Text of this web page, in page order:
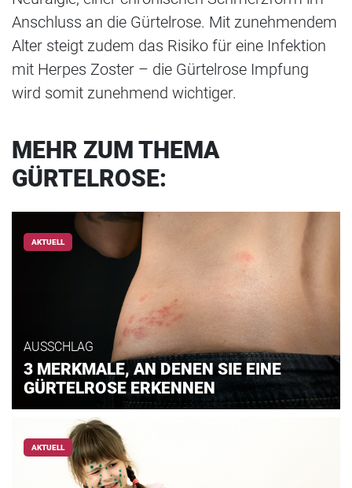
Anschluss an die Gürtelrose. Mit zunehmendem
Alter steigt zudem das Risiko für eine Infektion
mit Herpes Zoster – die Gürtelrose Impfung
wird somit zunehmend wichtiger.
MEHR ZUM THEMA
GÜRTELROSE:
AKTUELL
AUSSCHLAG
3 MERKMALE, AN DENEN SIE EINE
GÜRTELROSE ERKENNEN
AKTUELL